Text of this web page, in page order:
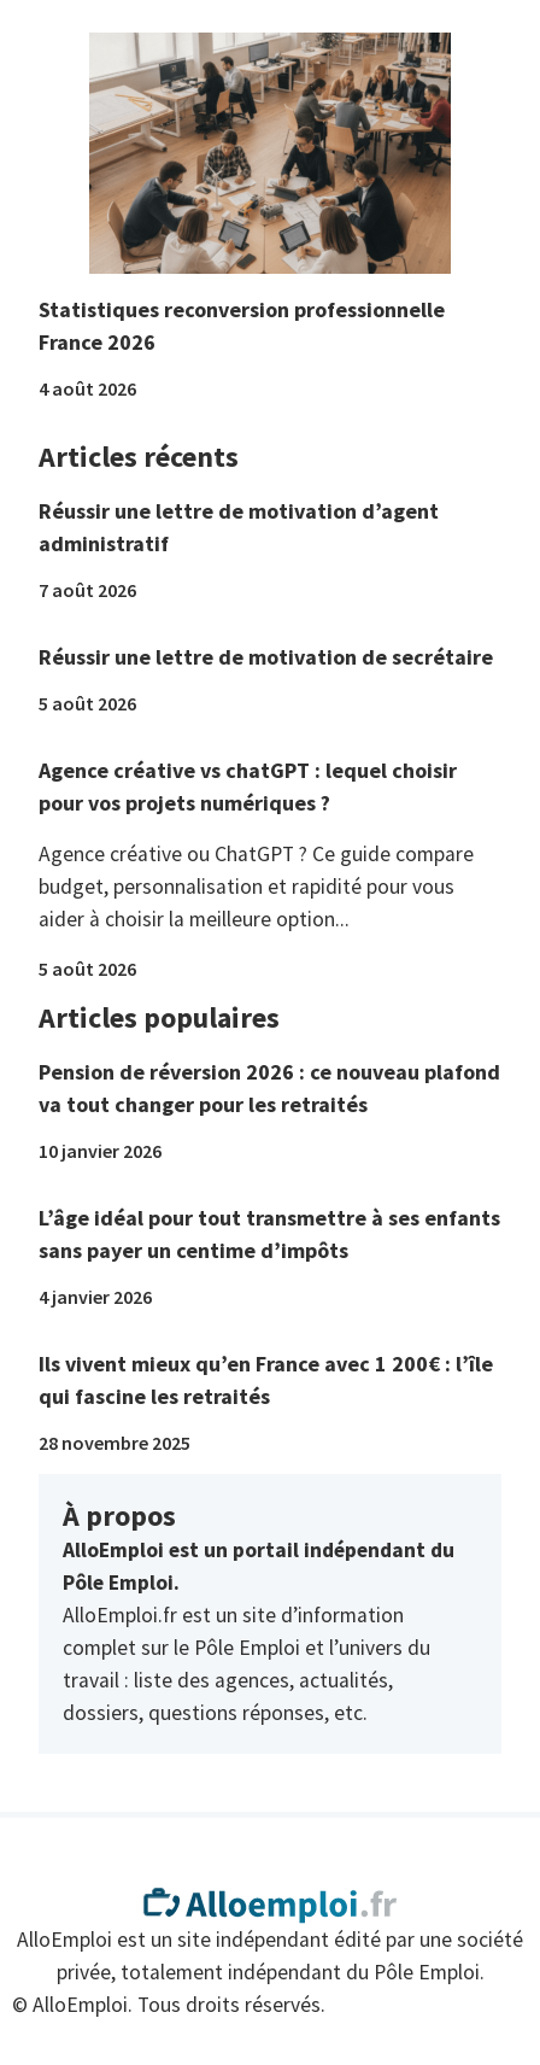
Statistiques reconversion professionnelle
France 2026
4 août 2026
Articles récents
Réussir une lettre de motivation d’agent
administratif
7 août 2026
Réussir une lettre de motivation de secrétaire
5 août 2026
Agence créative vs chatGPT : lequel choisir
pour vos projets numériques ?
Agence créative ou ChatGPT ? Ce guide compare
budget, personnalisation et rapidité pour vous
aider à choisir la meilleure option...
5 août 2026
Articles populaires
Pension de réversion 2026 : ce nouveau plafond
va tout changer pour les retraités
10 janvier 2026
L’âge idéal pour tout transmettre à ses enfants
sans payer un centime d’impôts
4 janvier 2026
Ils vivent mieux qu’en France avec 1 200€ : l’île
qui fascine les retraités
28 novembre 2025
À propos
AlloEmploi est un portail indépendant du
Pôle Emploi.
AlloEmploi.fr est un site d’information
complet sur le Pôle Emploi et l’univers du
travail : liste des agences, actualités,
dossiers, questions réponses, etc.
AlloEmploi est un site indépendant édité par une société
privée, totalement indépendant du Pôle Emploi.
© AlloEmploi. Tous droits réservés.